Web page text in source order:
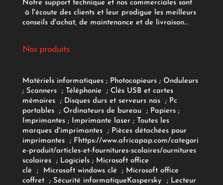
Notre support technique et nos commerciales sont
à l'écoute des clients et leur prodigue les meilleurs
conseils d'achat, de maintenance et de livraison...
Nos produits
Matériels informatiques; Photocopieurs; Onduleurs
; Scanners ; Téléphonie ; Clés USB et cartes
mémoires
; Disques durs et serveurs nas ; Pc
portables
; Ordinateurs de bureau ; Papiers;
Imprimantes;Imprimante laser;
Toutes les
marques d'imprimantes
; Pièces détachées pour
imprimantes
; F https://www.africapap.com/categori
e-produit/articles-et-fournitures-scolaires/ournitures
scolaires; Logiciels ; Microsoft office
clé
; Microsoft windows clé; Microsoft office
coffret ; Sécurité informatiqueKaspersky ; Lecteur